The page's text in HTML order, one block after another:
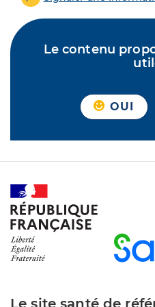
Le contenu
OUI